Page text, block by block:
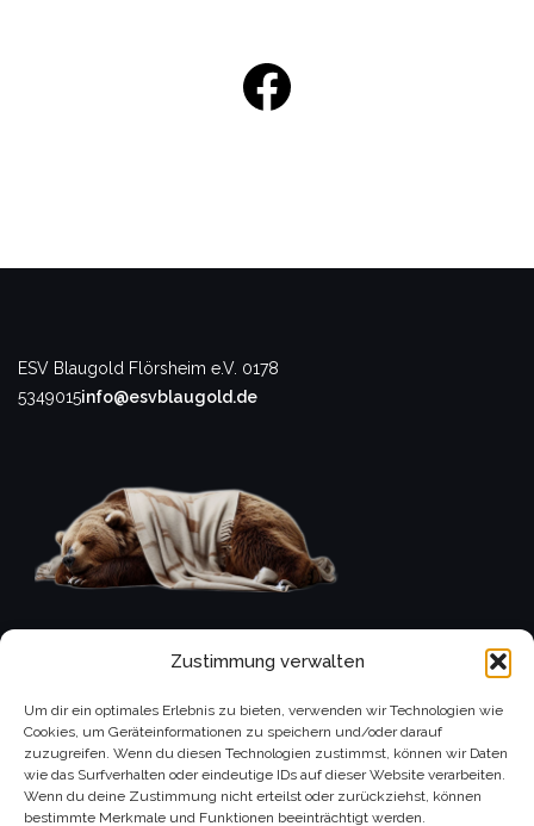
Zustimmung verwalten
Um dir ein optimales Erlebnis zu bieten, verwenden wir Technologien wie
Cookies, um Geräteinformationen zu speichern und/oder darauf
zuzugreifen. Wenn du diesen Technologien zustimmst, können wir Daten
wie das Surfverhalten oder eindeutige IDs auf dieser Website verarbeiten.
Wenn du deine Zustimmung nicht erteilst oder zurückziehst, können
bestimmte Merkmale und Funktionen beeinträchtigt werden.
Facebook
ESV Blaugold Flörsheim e.V. 0178
5349015info@esvblaugold.de